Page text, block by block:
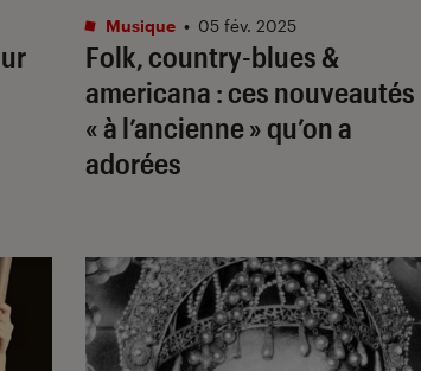
Folk, country-blues &
americana : ces nouveautés
« à l’ancienne » qu’on a
adorées
Musique • 05 fév. 2025